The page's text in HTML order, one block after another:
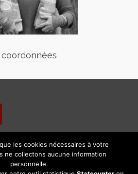
coordonnées
les cookies nécessaires à votre
ne collectons aucune information
personnelle.